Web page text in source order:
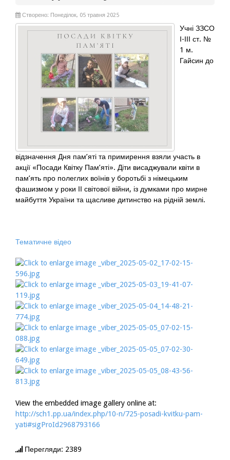
Створено: Понеділок, 05 травня 2025
Учні ЗЗСО
І-ІІІ ст. №
1 м.
Гайсин до
відзначення Дня пам’яті та примирення взяли участь в
акції «Посади Квітку Пам’яті». Діти висаджували квіти в
пам’ять про полеглих воїнів у боротьбі з німецьким
фашизмом у роки ІІ світової війни, із думками про мирне
майбуття України та щасливе дитинство на рідній землі.
Тематичне відео
View the embedded image gallery online at:
http://sch1.pp.ua/index.php/10-n/725-posadi-kvitku-pam-
yati#sigProId2968793166
Перегляди: 2389